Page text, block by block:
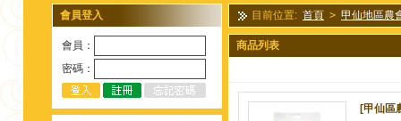
會員登入
會員：
密碼：
目前位置: 首頁 > 甲仙地區農
商品列表
[甲仙區